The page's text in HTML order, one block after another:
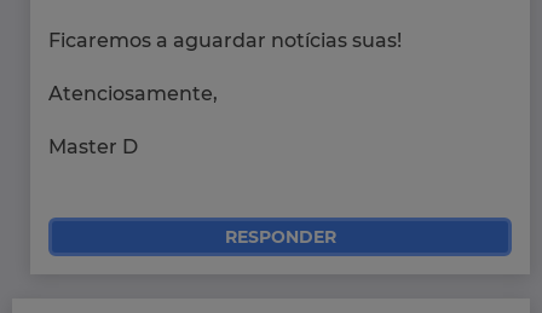
Ficaremos a aguardar notícias suas!
Atenciosamente,
Master D
RESPONDER